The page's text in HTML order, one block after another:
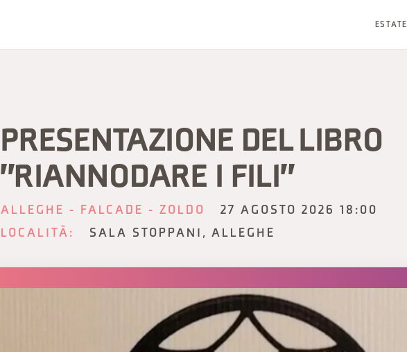
ESTATE
PRESENTAZIONE DEL LIBRO
"RIANNODARE I FILI"
ALLEGHE - FALCADE - ZOLDO
27 AGOSTO 2026 18:00
LOCALITÀ:
SALA STOPPANI, ALLEGHE